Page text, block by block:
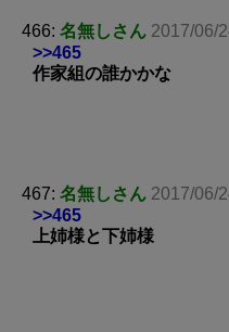
466: 名無しさん 2017/06/
>>465
作家組の誰かかな
467: 名無しさん 2017/06/
>>465
上姉様と下姉様